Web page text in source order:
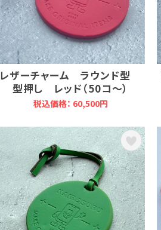
レザーチャーム ラウンド型
型押し レッド（50コ～）
税込価格： 60,500円